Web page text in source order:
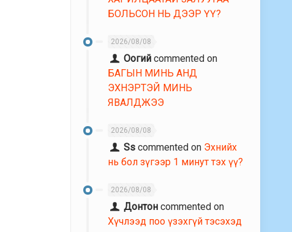
БОЛЬСОН НЬ ДЭЭР ҮҮ?
2026/08/08
Оогий commented on
БАГЫН МИНЬ АНД
ЭХНЭРТЭЙ МИНЬ
ЯВАЛДЖЭЭ
2026/08/08
Ss commented on Эхнийх
нь бол зүгээр 1 минут тэх үү?
2026/08/08
Донтон commented on
Хүчлээд поо үзэхгүй тэсэхэд